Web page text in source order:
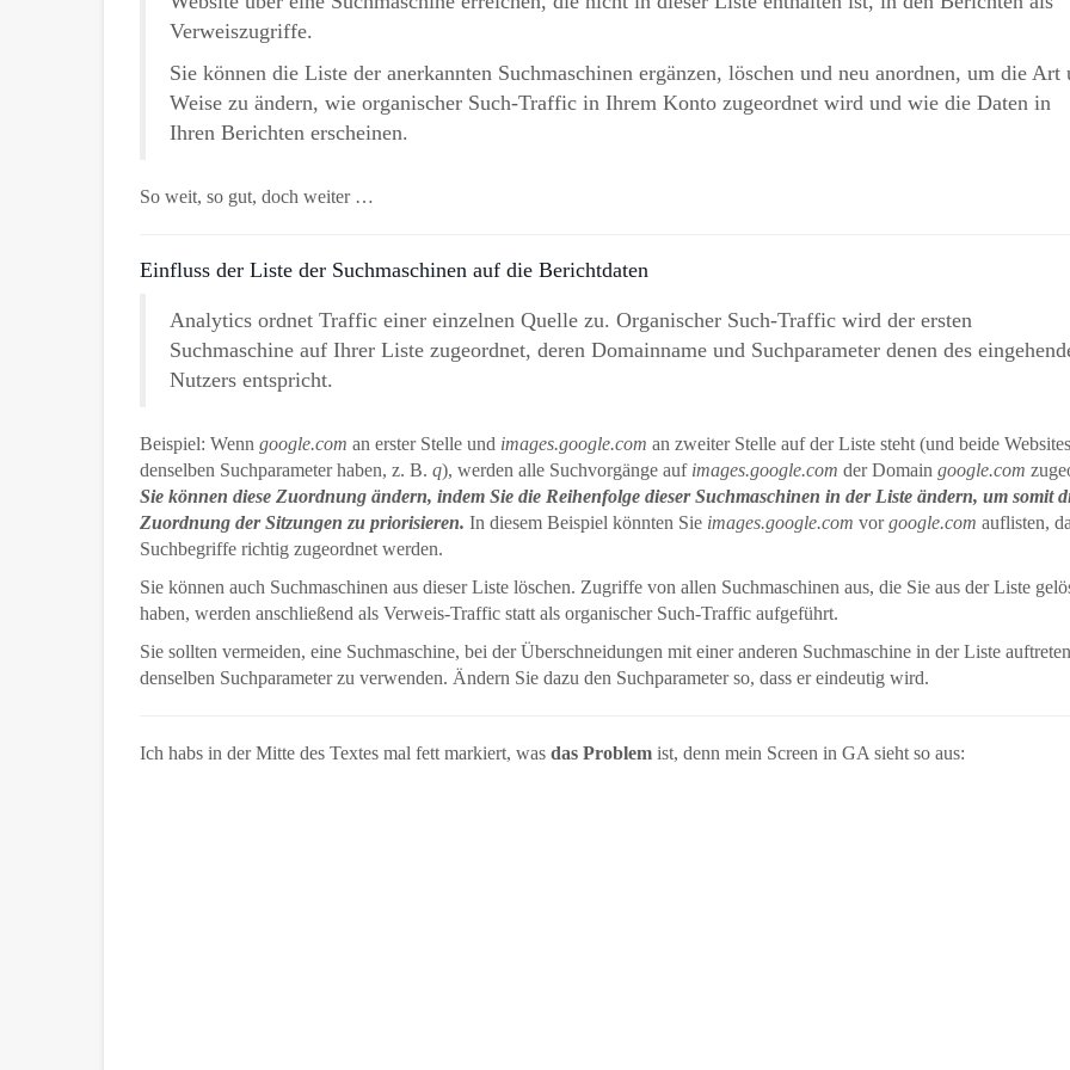
Verweiszugriffe.
Sie können die Liste der anerkannten Suchmaschinen ergänzen, löschen und neu anordnen, um die Art
Weise zu ändern, wie organischer Such-Traffic in Ihrem Konto zugeordnet wird und wie die Daten in
Ihren Berichten erscheinen.
So weit, so gut, doch weiter …
Einfluss der Liste der Suchmaschinen auf die Berichtdaten
Analytics ordnet Traffic einer einzelnen Quelle zu. Organischer Such-Traffic wird der ersten
Suchmaschine auf Ihrer Liste zugeordnet, deren Domainname und Suchparameter denen des
Nutzers entspricht.
Beispiel: Wenn google.com an erster Stelle und images.google.com an zweiter Stelle auf der Liste steht (und beide Websites
denselben Suchparameter haben, z. B. q), werden alle Suchvorgänge auf images.google.com der Domain google.com
Sie können diese Zuordnung ändern, indem Sie die Reihenfolge dieser Suchmaschinen in der Liste ändern, um somit
Zuordnung der Sitzungen zu priorisieren. In diesem Beispiel könnten Sie images.google.com vorgoogle.com auflisten,
Suchbegriffe richtig zugeordnet werden.
Sie können auch Suchmaschinen aus dieser Liste löschen. Zugriffe von allen Suchmaschinen aus, die Sie aus der Liste
haben, werden anschließend als Verweis-Traffic statt als organischer Such-Traffic aufgeführt.
Sie sollten vermeiden, eine Suchmaschine, bei der Überschneidungen mit einer anderen Suchmaschine in der Liste
denselben Suchparameter zu verwenden. Ändern Sie dazu den Suchparameter so, dass er eindeutig wird.
Ich habs in der Mitte des Textes mal fett markiert, was das Problem ist, denn mein Screen in GA sieht so aus: